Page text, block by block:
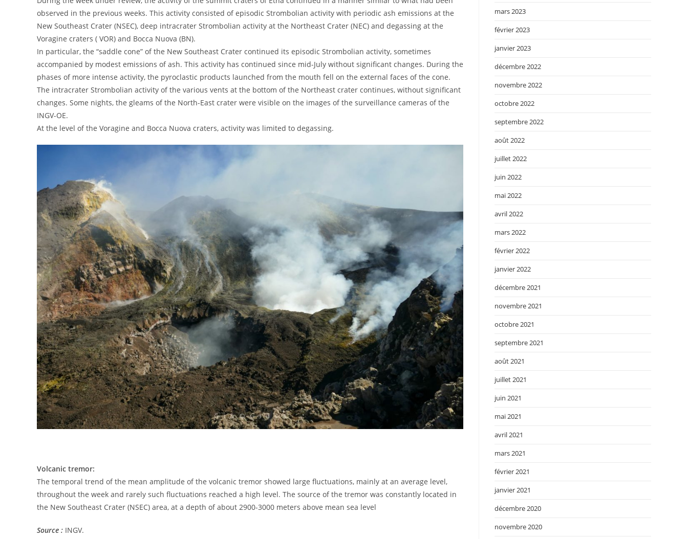
observed in the previous weeks. This activity consisted of episodic Strombolian activity with periodic ash emissions at the
New Southeast Crater (NSEC), deep intracrater Strombolian activity at the Northeast Crater (NEC) and degassing at the
Voragine craters ( VOR) and Bocca Nuova (BN).
In particular, the “saddle cone” of the New Southeast Crater continued its episodic Strombolian activity, sometimes
accompanied by modest emissions of ash. This activity has continued since mid-July without significant changes. During the
phases of more intense activity, the pyroclastic products launched from the mouth fell on the external faces of the cone.
The intracrater Strombolian activity of the various vents at the bottom of the Northeast crater continues, without significant
changes. Some nights, the gleams of the North-East crater were visible on the images of the surveillance cameras of the
INGV-OE.
At the level of the Voragine and Bocca Nuova craters, activity was limited to degassing.
Volcanic tremor:
The temporal trend of the mean amplitude of the volcanic tremor showed large fluctuations, mainly at an average level,
throughout the week and rarely such fluctuations reached a high level. The source of the tremor was constantly located in
the New Southeast Crater (NSEC) area, at a depth of about 2900-3000 meters above mean sea level
Source : INGV.
mars 2023
février 2023
janvier 2023
décembre 2022
novembre 2022
octobre 2022
septembre 2022
août 2022
juillet 2022
juin 2022
mai 2022
avril 2022
mars 2022
février 2022
janvier 2022
décembre 2021
novembre 2021
octobre 2021
septembre 2021
août 2021
juillet 2021
juin 2021
mai 2021
avril 2021
mars 2021
février 2021
janvier 2021
décembre 2020
novembre 2020